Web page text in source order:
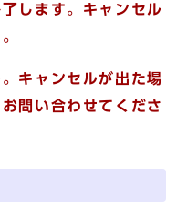
します。キャンセル
キャンセルが出た場
問い合わせてくださ